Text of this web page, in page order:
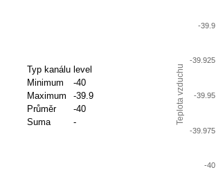
Typ kanálu level
Minimum
-40
Maximum
-39.9
Průměr
-40
Suma
- Teplota vzduchu
-40
-39.975
-39.95
-39.925
-39.9